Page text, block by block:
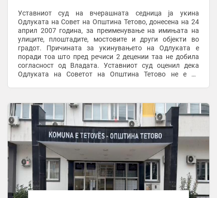
Уставниот суд на вчерашната седница ја укина
Одлуката на Совет на Општина Тетово, донесена на 24
април 2007 година, за преименување на имињата на
улиците, плоштадите, мостовите и други објекти во
градот. Причината за укинувањето на Одлуката е
поради тоа што пред речиси 2 децении таа не добила
согласност од Владата. Уставниот суд оценил дека
Одлуката на Советот на Општина Тетово не е во